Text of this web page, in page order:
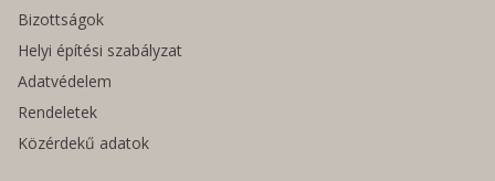
Bizottságok
Helyi építési szabályzat
Adatvédelem
Rendeletek
Közérdekű adatok